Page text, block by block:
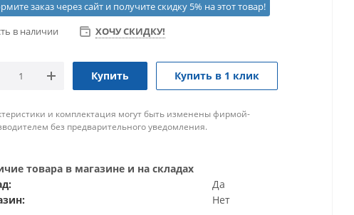
заказ через сайт и получите скидку 5% на этот товар!
в наличии ХОЧУ СКИДКУ!
Купить Купить в 1 клик
и комплектация могут быть изменены фирмой-
без предварительного уведомления.
товара в магазине и на складах
Да
Нет